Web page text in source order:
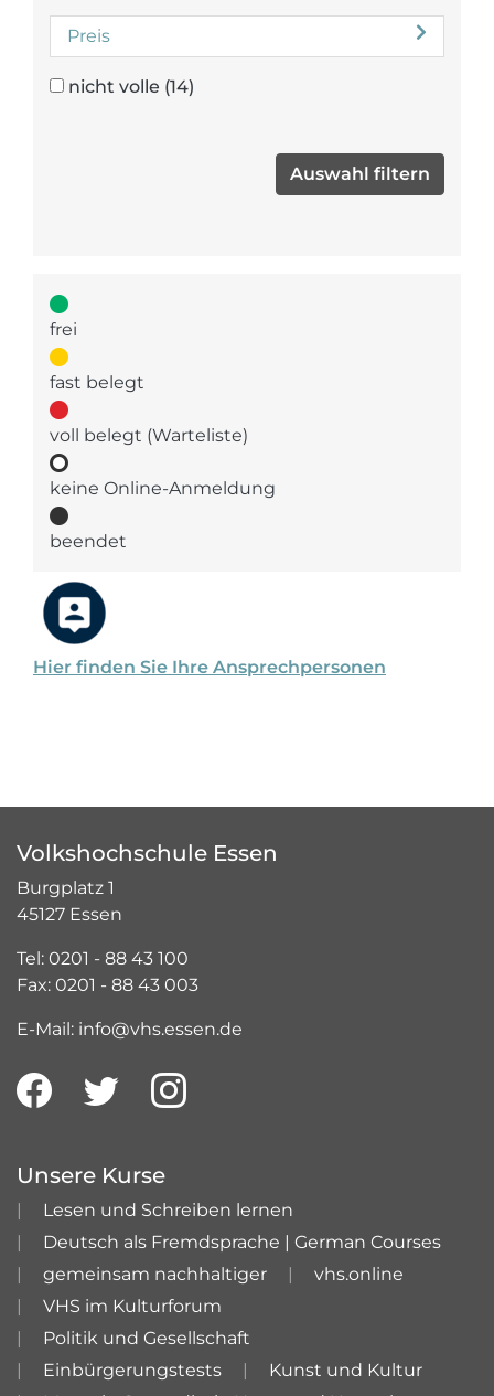
Hier finden Sie Ihre Ansprechpersonen
Preis
nicht volle (14)
frei
fast belegt
voll belegt (Warteliste)
keine Online-Anmeldung
beendet
Volkshochschule Essen
Burgplatz 1
45127 Essen
Tel: 0201 - 88 43 100
Fax: 0201 - 88 43 003
E-Mail: info@vhs.essen.de
Unsere Kurse
Lesen und Schreiben lernen
Deutsch als Fremdsprache | German Courses
gemeinsam nachhaltiger
vhs.online
VHS im Kulturforum
Politik und Gesellschaft
Einbürgerungstests
Kunst und Kultur